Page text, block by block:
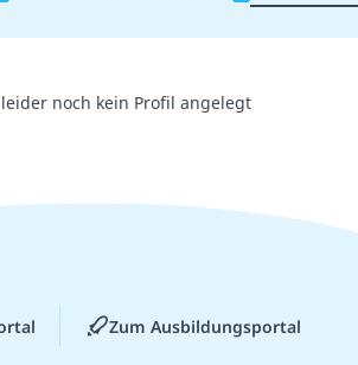
noch kein Profil angelegt
Zum Ausbildungsportal